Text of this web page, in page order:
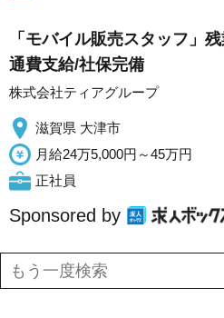
「モバイル販売スタッフ」
通費支給/社保完備
株式会社ティアグループ
滋賀県 大津市
月給24万5,000円～45万円
正社員
Sponsored by